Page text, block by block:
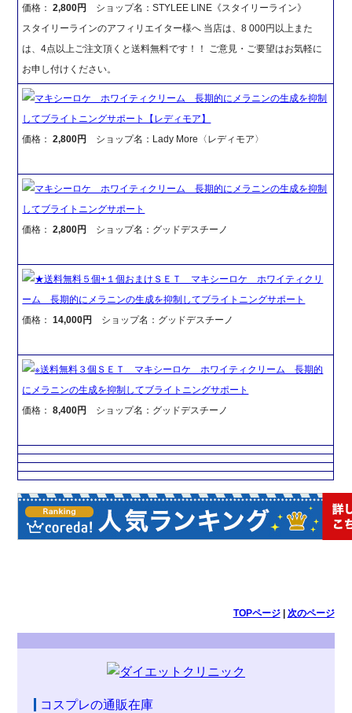
価格：2,800円
ショップ名：STYLEE LINE《スタイリーライン》
スタイリーラインのアフィリエイター様へ 当店は、8 000円以上また
は、4点以上ご注文頂くと送料無料です！！ ご意見・ご要望はお気軽に
お申し付けください。
マキシーロケ ホワイティクリーム 長期的にメラニンの生成を抑制
してブライトニングサポート【レディモア】
価格：2,800円 ショップ名：Lady More〈レディモア〉
マキシーロケ ホワイティクリーム 長期的にメラニンの生成を抑制
してブライトニングサポート
価格：2,800円 ショップ名：グッドデスチーノ
★送料無料５個+１個おまけＳＥＴ マキシーロケ ホワイティクリ
ーム 長期的にメラニンの生成を抑制してブライトニングサポート
価格：14,000円 ショップ名：グッドデスチーノ
※送料無料３個ＳＥＴ マキシーロケ ホワイティクリーム 長期的
にメラニンの生成を抑制してブライトニングサポート
価格：8,400円 ショップ名：グッドデスチーノ
TOPページ| 次のページ
コスプレの通販在庫